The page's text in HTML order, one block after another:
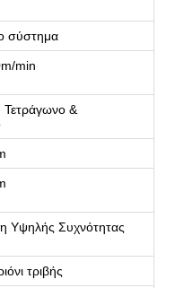
σύστημα
min
Τετράγωνο &
Υψηλής Συχνότητας
τριβής